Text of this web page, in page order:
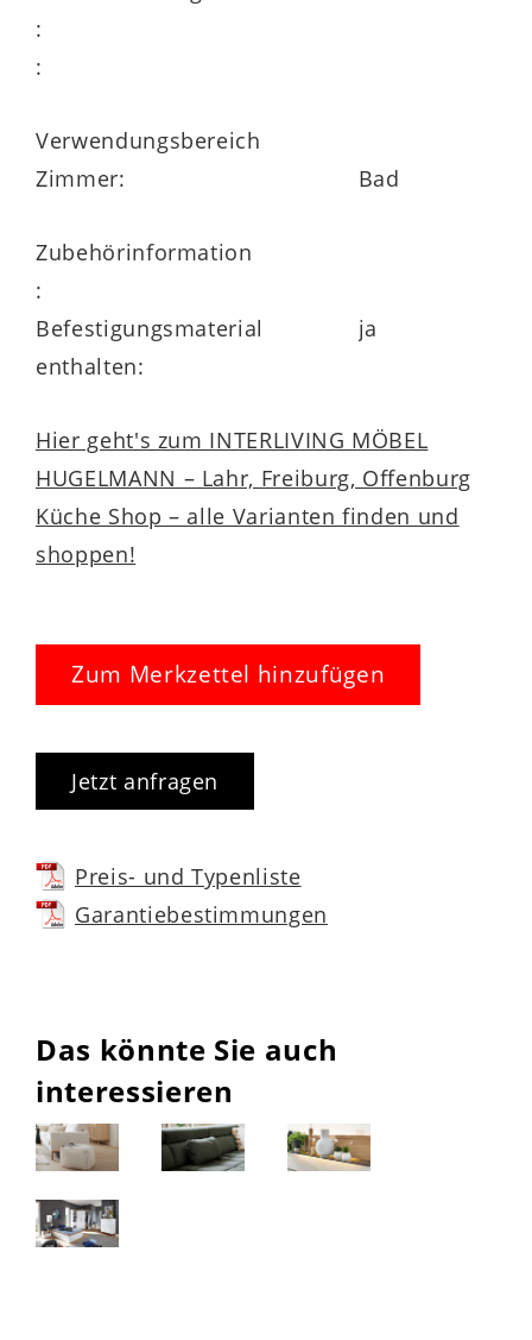
:
:
Verwendungsbereich
Zimmer:
Bad
Zubehörinformation
:
Befestigungsmaterial
enthalten:
ja
Hier geht's zum INTERLIVING MÖBEL
HUGELMANN – Lahr, Freiburg, Offenburg
Küche Shop – alle Varianten finden und
shoppen!
Zum Merkzettel hinzufügen
Jetzt anfragen
Preis- und Typenliste
Garantiebestimmungen
Das könnte Sie auch
interessieren